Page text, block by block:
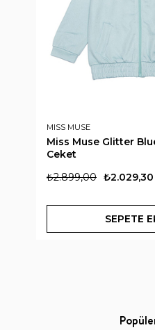
MISS MUSE
Miss Muse Glitter
Ceket
₺2.029,30
₺2.899,00
SEPETE